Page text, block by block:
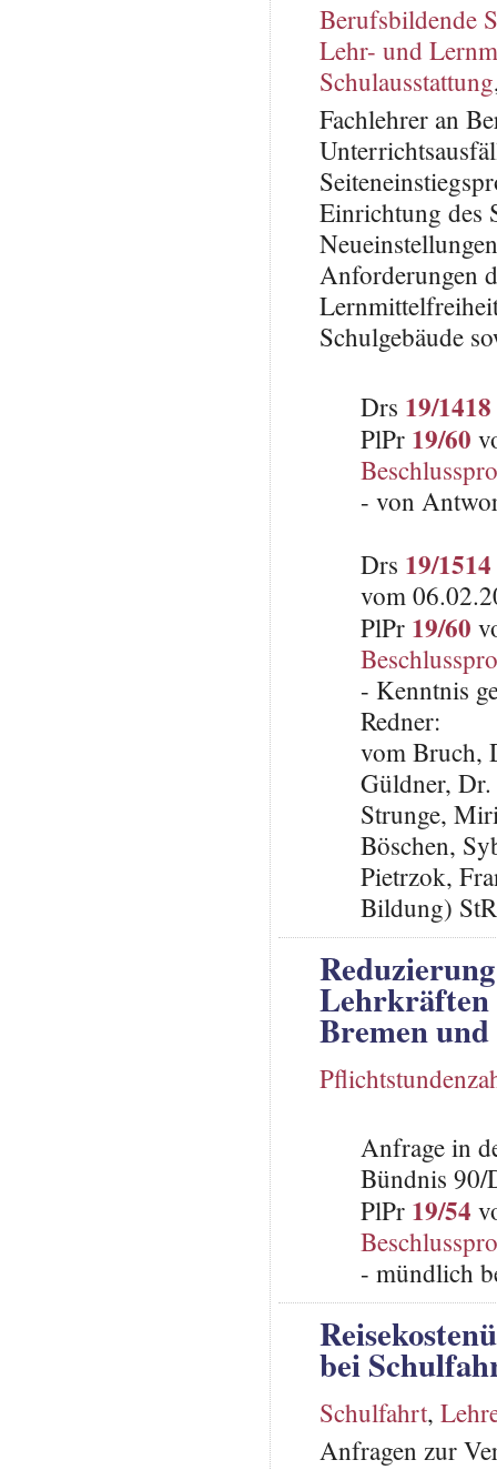
Berufsbildende
Lehr- und
Schulausstattung
Fachlehrer an
Einrichtung des
Anforderungen
Schulgebäude
Drs 19/1418
PlPr 19/60
- von
Drs 19/1514
vom
PlPr 19/60
- Kenntnis
Redner:
vom Bruch,
Güldner,
Strunge,
Böschen,
Pietrzok,
Bildung)
Lehrkräften
Bremen
Anfrage in
Bündnis 90/
PlPr 19/54
- mündlich
bei
Schulfahrt,
Anfragen zur